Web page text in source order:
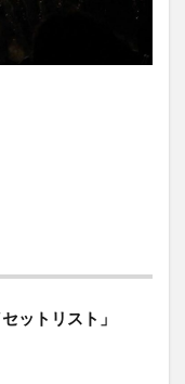
ットリスト」